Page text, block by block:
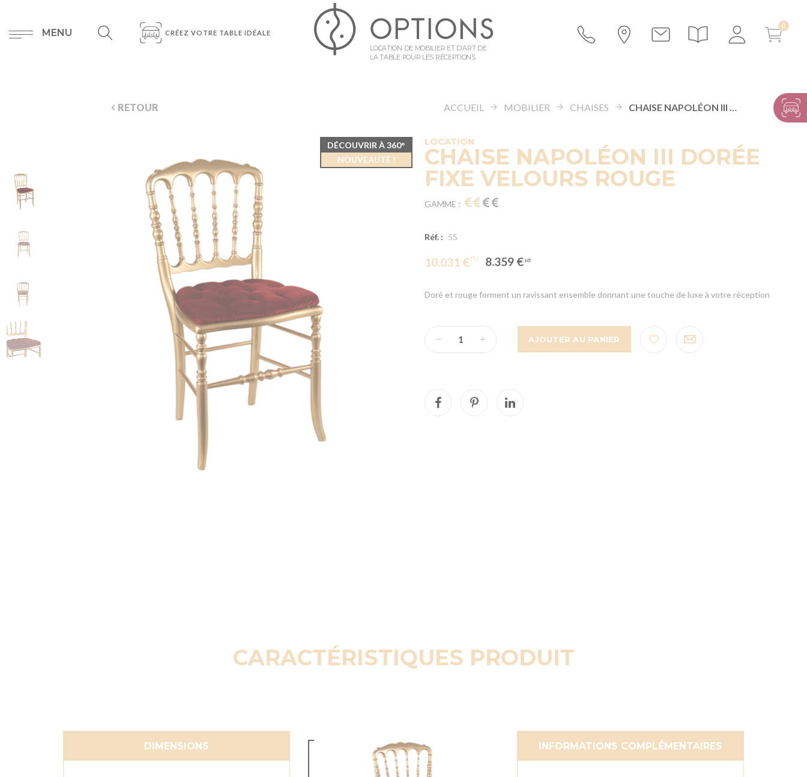
MENU CRÉEZ VOTRE TABLE IDÉALE
LOCATION DE MOBILIER ET D’ART DE
LA TABLE POUR LES RÉCEPTIONS
RETOUR ACCUEIL MOBILIER CHAISES CHAISE NAPOLÉON III DORÉE FIXE VELOURS ROUGE
LOCATION
CHAISE NAPOLÉON III DORÉE
FIXE VELOURS ROUGE
GAMME :
Réf. : 55
10.031 € 8.359 €
Doré et rouge forment un ravissant ensemble donnant une touche de luxe à votre réception
AJOUTER AU PANIER
DÉCOUVRIR À 360°
NOUVEAUTÉ !
CARACTÉRISTIQUES PRODUIT
DIMENSIONS INFORMATIONS COMPLÉMENTAIRES